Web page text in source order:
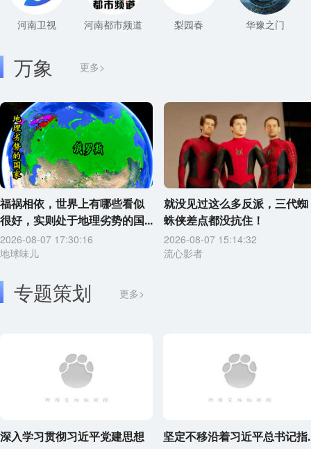
河南卫视 河南都市频道 梨园春 华豫之门
更多>
万象
福祸相依，世界上有哪些看似
很好，实则处于地理劣势的国...
2026-08-07 17:30:16
地球味儿
就没见过这么多反派，三代蜘
蛛侠差点都没抗住！
2026-08-07 15:14:32
流心影者
专题策划 更多>
深入学习贯彻习近平党建思想 坚定不移沿着习近平总书记指